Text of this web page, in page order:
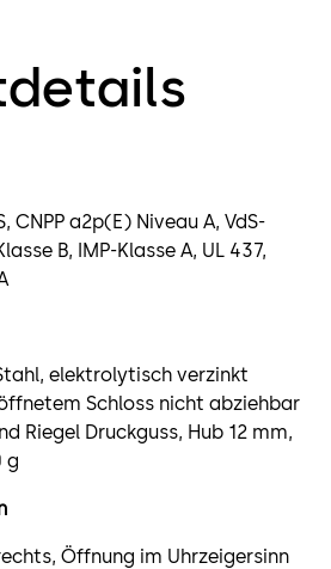
CNPP a2p(E) Niveau A, VdS-
B, IMP-Klasse A, UL 437,
elektrolytisch verzinkt
Schloss nicht abziehbar
Riegel Druckguss, Hub 12 mm,
g
Öffnung im Uhrzeigersinn